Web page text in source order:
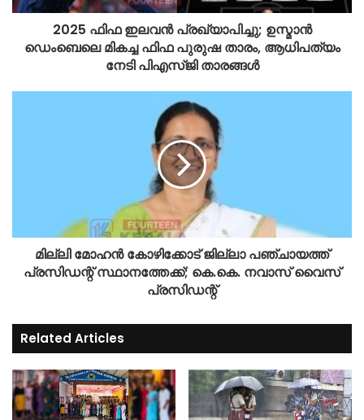
2025 ഫിഫ ഇലവന്‍ പ്രഖ്യാപിച്ചു; ഉസ്മാന്‍
ഡെംബെലെ മികച്ച ഫിഫ പുരുഷ താരം, ആധിപത്യം
നേടി പിഎസ്ജി താരങ്ങള്‍
മില്ലി മോഹൻ കോഴിക്കോട് ജില്ലാ പഞ്ചായത്ത്
പ്രസിഡന്റ് സ്ഥാനത്തേക്ക്; കെ.കെ. നവാസ് വൈസ്
പ്രസിഡന്റ്
Related Articles